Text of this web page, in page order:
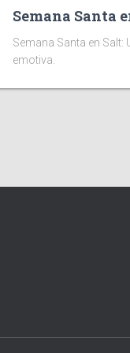
Semana Santa
Semana Santa en
emotiva.